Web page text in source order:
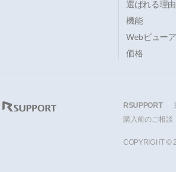
選ばれる理由
機能
Webビューア
価格
RSUPPORT
購入前のご相談
COPYRIGHT ©